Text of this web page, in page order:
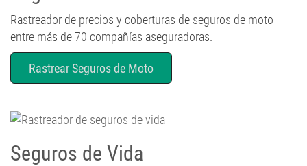
Rastreador de precios y coberturas de seguros de moto
entre más de 70 compañías aseguradoras.
Rastrear Seguros de Moto
Seguros de Vida